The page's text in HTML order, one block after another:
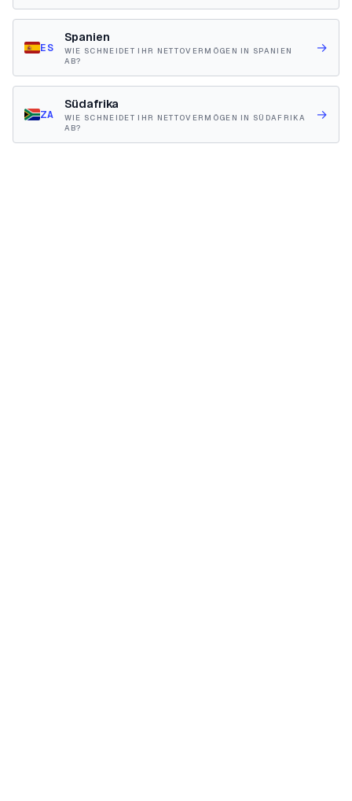
ES
Spanien
WIE SCHNEIDET IHR NETTOVERMÖGEN IN SPANIEN
AB?
→
ZA
Südafrika
WIE SCHNEIDET IHR NETTOVERMÖGEN IN SÜDAFRIKA
AB?
→